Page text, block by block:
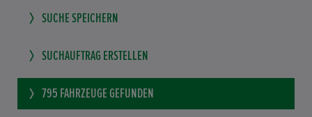
SUCHE SPEICHERN
SUCHAUFTRAG ERSTELLEN
795 FAHRZEUGE GEFUNDEN